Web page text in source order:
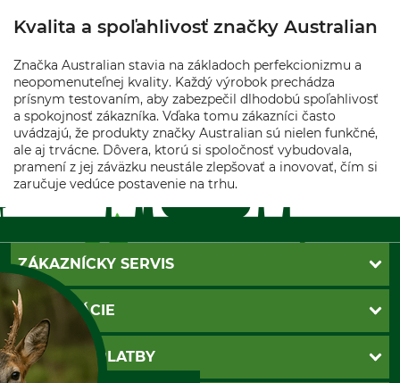
Kvalita a spoľahlivosť značky Australian
Značka Australian stavia na základoch perfekcionizmu a
neopomenuteľnej kvality. Každý výrobok prechádza
prísnym testovaním, aby zabezpečil dlhodobú spoľahlivosť
a spokojnosť zákazníka. Vďaka tomu zákazníci často
uvádzajú, že produkty značky Australian sú nielen funkčné,
ale aj trvácne. Dôvera, ktorú si spoločnosť vybudovala,
pramení z jej záväzku neustále zlepšovať a inovovať, čím si
zaručuje vedúce postavenie na trhu.
ZÁKAZNÍCKY SERVIS
Kontakt
Katalógy
Newsletter
Nastavenia súborov cookie
INFORMÁCIE
Povinné údaje
Obchodné podmienky
SPÔSOBY PLATBY